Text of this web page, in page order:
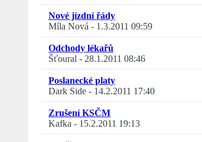
Nové jízdní řády
Míla Nová - 1.3.2011 09:59
Odchody lékařů
Šťoural - 28.1.2011 08:46
Poslanecké platy
Dark Side - 14.2.2011 17:40
Zrušení KSČM
Kafka - 15.2.2011 19:13